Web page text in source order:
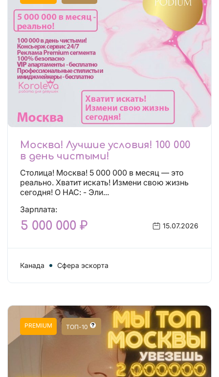
Москва! Лучшие условия! 100 000
в день чистыми!
Столица! Москва! 5 000 000 в месяц — это
реально. Хватит искать! Измени свою жизнь
сегодня! О НАС: - Эли...
Зарплата:
5 000 000 ₽ 15.07.2026
Канада Сфера эскорта
PREMIUM ТОП-10